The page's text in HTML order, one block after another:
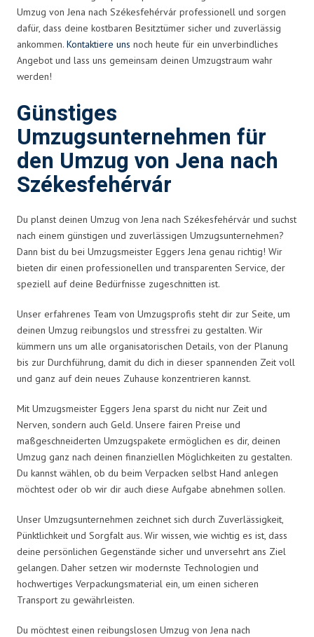
Umzug von Jena nach Székesfehérvár professionell und sorgen
dafür, dass deine kostbaren Besitztümer sicher und zuverlässig
ankommen. Kontaktiere uns noch heute für ein unverbindliches
Angebot und lass uns gemeinsam deinen Umzugstraum wahr
werden!
Günstiges
Umzugsunternehmen für
den Umzug von Jena nach
Székesfehérvár
Du planst deinen Umzug von Jena nach Székesfehérvár und suchst
nach einem günstigen und zuverlässigen Umzugsunternehmen?
Dann bist du bei Umzugsmeister Eggers Jena genau richtig! Wir
bieten dir einen professionellen und transparenten Service, der
speziell auf deine Bedürfnisse zugeschnitten ist.
Unser erfahrenes Team von Umzugsprofis steht dir zur Seite, um
deinen Umzug reibungslos und stressfrei zu gestalten. Wir
kümmern uns um alle organisatorischen Details, von der Planung
bis zur Durchführung, damit du dich in dieser spannenden Zeit voll
und ganz auf dein neues Zuhause konzentrieren kannst.
Mit Umzugsmeister Eggers Jena sparst du nicht nur Zeit und
Nerven, sondern auch Geld. Unsere fairen Preise und
maßgeschneiderten Umzugspakete ermöglichen es dir, deinen
Umzug ganz nach deinen finanziellen Möglichkeiten zu gestalten.
Du kannst wählen, ob du beim Verpacken selbst Hand anlegen
möchtest oder ob wir dir auch diese Aufgabe abnehmen sollen.
Unser Umzugsunternehmen zeichnet sich durch Zuverlässigkeit,
Pünktlichkeit und Sorgfalt aus. Wir wissen, wie wichtig es ist, dass
deine persönlichen Gegenstände sicher und unversehrt ans Ziel
gelangen. Daher setzen wir modernste Technologien und
hochwertiges Verpackungsmaterial ein, um einen sicheren
Transport zu gewährleisten.
Du möchtest einen reibungslosen Umzug von Jena nach